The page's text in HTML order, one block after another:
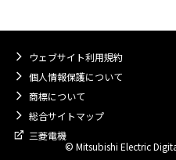
ウェブサイト利用規約
個人情報保護について
商標について
総合サイトマップ
三菱電機
© Mitsubishi Electric